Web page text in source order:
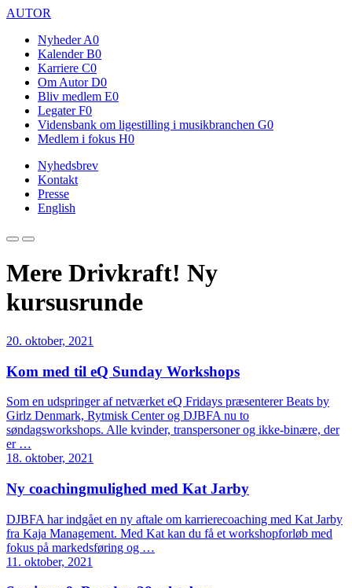
AUTOR
Nyheder A0
Kalender B0
Karriere C0
Om Autor D0
Bliv medlem E0
Legater F0
Vidensbank om ligestilling i musikbranchen G0
Medlem i fokus H0
Nyhedsbrev
Kontakt
Presse
English
Mere Drivkraft! Ny
kursusrunde
20. oktober, 2021
Kom med til eQ Sunday Workshops
Som en udspringer af netværket eQ Fridays præsenterer Beats by
Girlz Denmark, Rytmisk Center og DJBFA nu to
søndagsworkshops. Alle kvinder, transpersoner og ikke-binære, der
er …
18. oktober, 2021
Ny coachingmulighed med Kat Jarby
DJBFA har indgået en ny aftale om karrierecoaching med Kat Jarby
fra Kaja Management. Med Kat kan du få et workshopforløb med
fokus på markedsføring og …
11. oktober, 2021